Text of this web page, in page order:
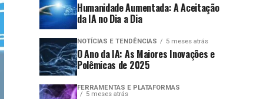
Humanidade Aumentada: A Aceitação
da IA no Dia a Dia
NOTÍCIAS E TENDÊNCIAS 5 meses atrás
O Ano da IA: As Maiores Inovações e
Polêmicas de 2025
FERRAMENTAS E PLATAFORMAS
5 meses atrás